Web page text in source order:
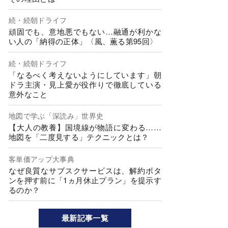
続・続朝ドライフ
頑固でも、意地悪でもない…融通が利かな
い人の「納得の正体」〈風、薫る第95回〉
続・続朝ドライフ
「なるべく考えないようにしています」朝
ドラ主演・見上愛が役作りで徹底している
意外なこと
地図で学ぶ「深読み」世界史
【大人の教養】国境線が物語に変わる……
地図を「二度見する」テクニックとは？
客単価アップ大事典
なぜ良質なサブスクサービスは、解約ボタ
ンを押す前に「1ヵ月休止プラン」を提示す
るのか？
最新記事一覧